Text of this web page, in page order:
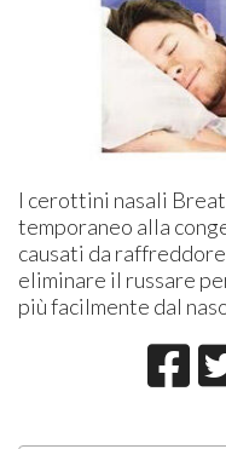
I cerottini nasali
temporaneo alla
causati da
eliminare il russare
più facilmente dal